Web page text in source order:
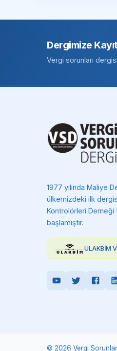
Dergimize
Vergi sorunları
1977 yılında Maliye
ülkemizdeki ilk
Kontrolörleri Derneği
başlamıştır.
ULAKBİM
© 2026 Vergi